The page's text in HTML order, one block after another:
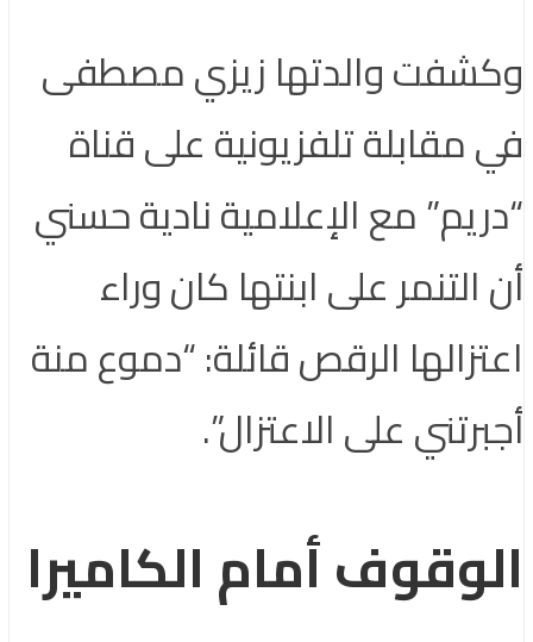
وكشفت والدتها زيزي مصطفى
في مقابلة تلفزيونية على قناة
“دريم” مع الإعلامية نادية حسني
أن التنمر على ابنتها كان وراء
اعتزالها الرقص قائلة: “دموع منة
أجبرتني على الاعتزال”.
الوقوف أمام الكاميرا